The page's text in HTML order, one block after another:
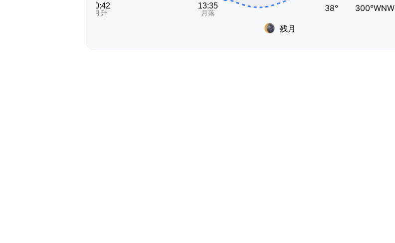
残月
38° 300°WNW